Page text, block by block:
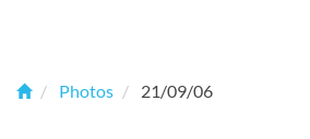
Photos 21/09/06